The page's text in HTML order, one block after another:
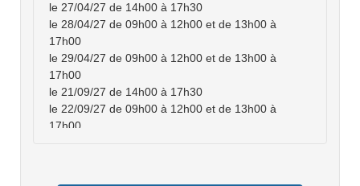
le 27/04/27 de 14h00 à 17h30
le 28/04/27 de 09h00 à 12h00 et de 13h00 à
17h00
le 29/04/27 de 09h00 à 12h00 et de 13h00 à
17h00
le 21/09/27 de 14h00 à 17h30
le 22/09/27 de 09h00 à 12h00 et de 13h00 à
17h00